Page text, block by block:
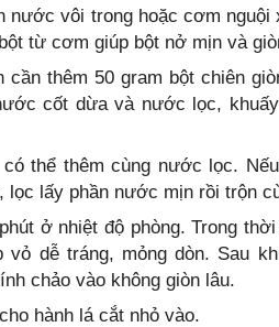
vôi trong hoặc cơm nguội
từ cơm giúp bột nở mịn và
cần thêm 50 gram bột chiên
cốt dừa và nước lọc,
thể thêm cùng nước lọc.
lấy phần nước mịn rồi trộn
ở nhiệt độ phòng. Trong
vỏ dễ tráng, mỏng dòn. Sau
chảo vào không giòn lâu.
hành lá cắt nhỏ vào.